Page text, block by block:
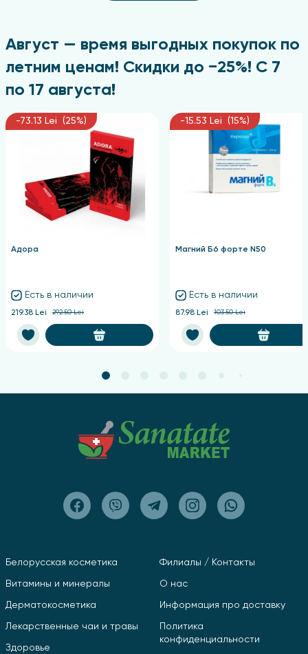
Август — время выгодных покупок по
летним ценам! Скидки до −25%! С 7
по 17 августа!
-73.13 Lei (25%)
Адора
Есть в наличии
219.38 Lei 292.50 Lei
-15.53 Lei (15%)
Магний Б6 форте N50
Есть в наличии
87.98 Lei 103.50 Lei
Белорусская косметика
Витамины и минералы
Дерматокосметика
Лекарственные чаи и травы
Здоровье
Филиалы / Контакты
О нас
Информация про доставку
Политика
конфиденциальности